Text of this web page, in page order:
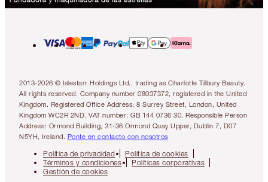
2013-2026 © Islestarr Holdings Ltd., trading as Charlotte Tilbury Beauty.
All rights reserved. Company number 08037372, registered in the United
Kingdom. Registered Office Address: 8 Surrey Street, London, United
Kingdom WC2R 2ND. VAT number: GB 144 0736 30. Responsible Person
Address: Ormond Building, 31-36 Ormond Quay Upper, Dublin 7, D07
N5YH, Ireland. Ponte en contacto con nosotros
Política de privacidad
Política de cookies
Términos y condiciones
Políticas corporativas
Gestión de cookies